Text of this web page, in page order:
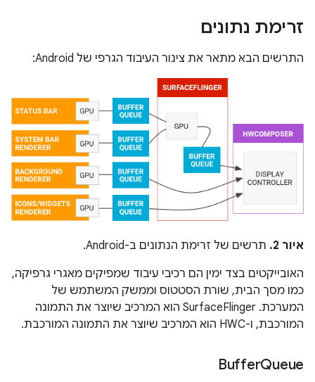
זרימת נתונים
התרשים הבא מתאר את צינור העיבוד הגרפי של Android:
איור 2.
תרשים של זרימת הנתונים ב-Android.
האובייקטים בצד ימין הם רכיבי עיבוד שמפיקים מאגרי גרפיקה,
כמו מסך הבית, שורת הסטטוס וממשק המשתמש של
המערכת. ‫SurfaceFlinger הוא המרכיב שיוצר את התמונה
המורכבת, ו-HWC הוא המרכיב שיוצר את התמונה המורכבת.
BufferQueue